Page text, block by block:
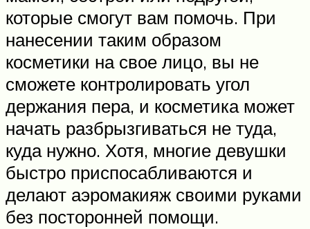
которые смогут вам помочь. При
нанесении таким образом
косметики на свое лицо, вы не
сможете контролировать угол
держания пера, и косметика может
начать разбрызгиваться не туда,
куда нужно. Хотя, многие девушки
быстро приспосабливаются и
делают аэромакияж своими руками
без посторонней помощи.